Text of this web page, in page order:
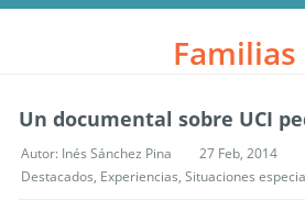
Familias
Un documental sobre UCI
Autor: Inés Sánchez Pina
27 Feb, 2014
Destacados, Experiencias, Situaciones